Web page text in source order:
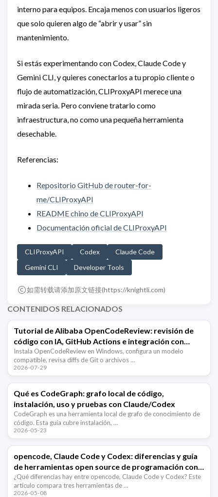
interno para equipos. Encaja menos con usuarios ligeros
que solo quieren algo de “abrir y usar” sin
mantenimiento.
Si estás experimentando con Codex, Claude Code y
Gemini CLI, y quieres conectarlos a tu propio cliente o
flujo de automatización, CLIProxyAPI merece una
mirada seria. Pero conviene tratarlo como
infraestructura, no como una pequeña herramienta
desechable.
Referencias:
Repositorio GitHub de router-for-
me/CLIProxyAPI
README chino de CLIProxyAPI
Documentación oficial de CLIProxyAPI
CLIProxyAPI Codex
Claude Code
Gemini CLI
Developer Tools
如需转载请添加原文链接(https://knightli.com)
CONTENIDOS RELACIONADOS
Tutorial de Alibaba OpenCodeReview: revisión de
código con IA, GitHub Actions e integración con
Claude Code
Instala OpenCodeReview en Windows, configura un modelo
compatible, revisa diffs de Git o archivos …
2026-07-29
Qué es CodeGraph: grafo local de código,
instalación, uso y pruebas con Claude/Codex
CodeGraph es una herramienta local de grafo de conocimiento de
código. Esta guía cubre instalación, …
2026-05-23
opencode, Claude Code y Codex: diferencias y guía
de herramientas open source de programación con
IA
¿Qué diferencias hay entre opencode, Claude Code y Codex? Este
artículo compara tres herramientas de …
2026-05-08